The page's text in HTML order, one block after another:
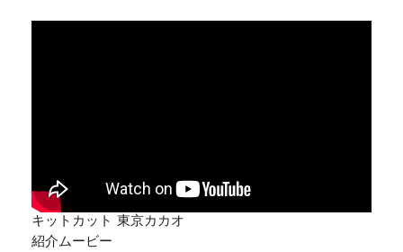
キットカット 東京カカオ
紹介ムービー